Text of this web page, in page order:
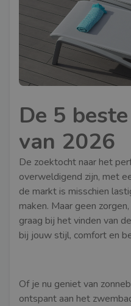
De 5
van 2026
De zoektocht naar het
overweldigend zijn, met
de markt is misschien
maken. Maar geen
graag bij het vinden van
bij jouw stijl, comfort en
Of je nu geniet van
ontspant aan het